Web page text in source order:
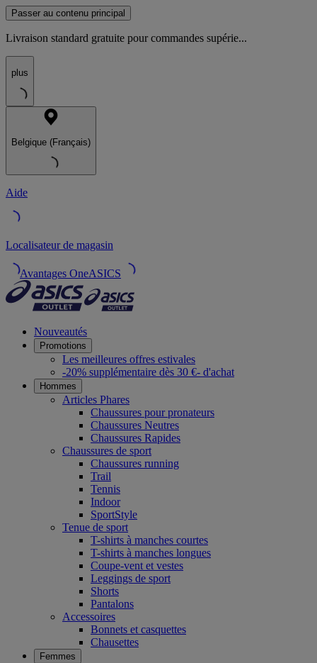
Passer au contenu principal
Livraison standard gratuite pour commandes supérie...
plus
Belgique (Français)
Aide
Localisateur de magasin
Avantages OneASICS
Nouveautés
Promotions
Les meilleures offres estivales
-20% supplémentaire dès 30 €- d'achat
Hommes
Articles Phares
Chaussures pour pronateurs
Chaussures Neutres
Chaussures Rapides
Chaussures de sport
Chaussures running
Trail
Tennis
Indoor
SportStyle
Tenue de sport
T-shirts à manches courtes
T-shirts à manches longues
Coupe-vent et vestes
Leggings de sport
Shorts
Pantalons
Accessoires
Bonnets et casquettes
Chausettes
Femmes